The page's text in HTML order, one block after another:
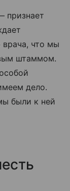
признает
врача, что мы
штаммом.
дело.
были к ней